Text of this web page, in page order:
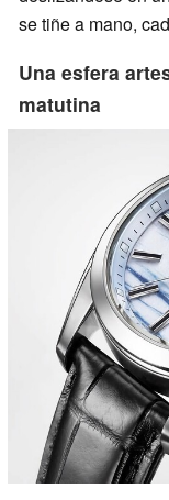
se tiñe a mano,
Una esfera
matutina